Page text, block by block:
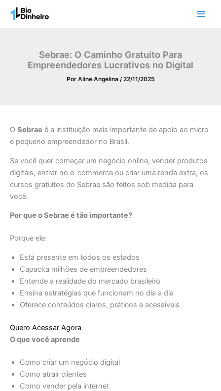
para
o
Sebrae: O Caminho Gratuito Para
Empreendedores Lucrativos no Digital
Por Aline Angelina /22/11/2025
O Sebrae é a instituição mais importante de apoio ao micro
e pequeno empreendedor no Brasil.
Se você quer começar um negócio online, vender produtos
digitais, entrar no e-commerce ou criar uma renda extra, os
cursos gratuitos do Sebrae são feitos sob medida para
você.
Por que o Sebrae é tão importante?
Porque ele:
Está presente em todos os estados
Capacita milhões de empreendedores
Entende a realidade do mercado brasileiro
Ensina estratégias que funcionam no dia a dia
Oferece conteúdos claros, práticos e acessíveis
Quero Acessar Agora
O que você aprende
Como criar um negócio digital
Como atrair clientes
Como vender pela internet